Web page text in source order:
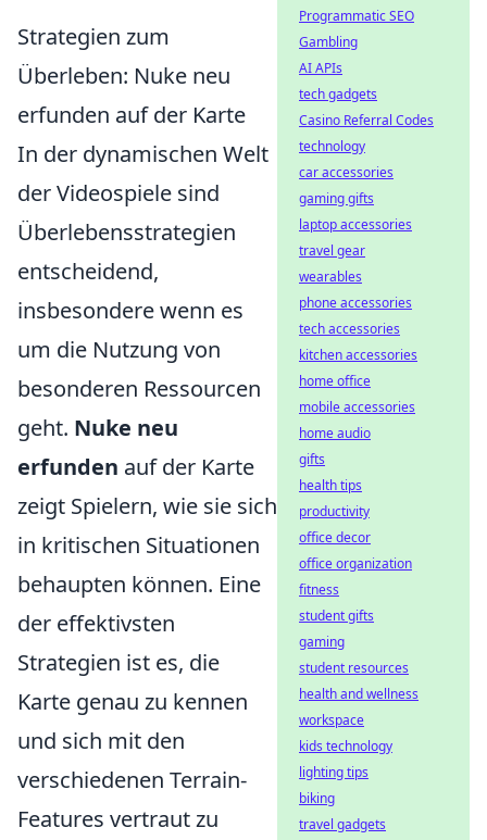
Strategien zum
Überleben: Nuke neu
erfunden auf der Karte
In der dynamischen Welt
der Videospiele sind
Überlebensstrategien
entscheidend,
insbesondere wenn es
um die Nutzung von
besonderen Ressourcen
geht. Nuke neu
erfunden auf der Karte
zeigt Spielern, wie sie sich
in kritischen Situationen
behaupten können. Eine
der effektivsten
Strategien ist es, die
Karte genau zu kennen
und sich mit den
verschiedenen Terrain-
Features vertraut zu
Programmatic SEO
Gambling
AI APIs
tech gadgets
Casino Referral Codes
technology
car accessories
gaming gifts
laptop accessories
travel gear
wearables
phone accessories
tech accessories
kitchen accessories
home office
mobile accessories
home audio
gifts
health tips
productivity
office decor
office organization
fitness
student gifts
gaming
student resources
health and wellness
workspace
kids technology
lighting tips
biking
travel gadgets